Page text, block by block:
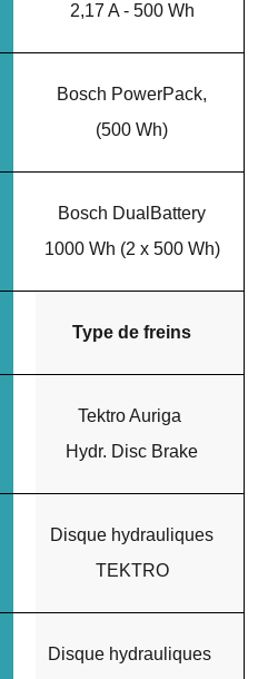
2,17 A - 500 Wh
Bosch PowerPack,
(500 Wh)
Bosch DualBattery
1000 Wh (2 x 500 Wh)
Type de freins
Tektro Auriga
Hydr. Disc Brake
Disque hydrauliques
TEKTRO
Disque hydrauliques